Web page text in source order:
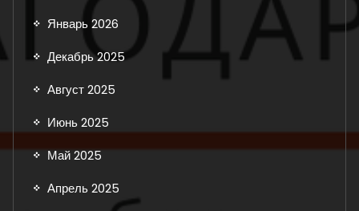
Январь 2026
Декабрь 2025
Август 2025
Июнь 2025
Май 2025
Апрель 2025